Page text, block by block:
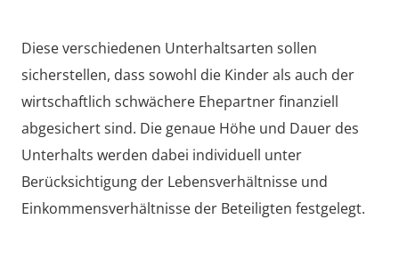
Diese verschiedenen Unterhaltsarten sollen
sicherstellen, dass sowohl die Kinder als auch der
wirtschaftlich schwächere Ehepartner finanziell
abgesichert sind. Die genaue Höhe und Dauer des
Unterhalts werden dabei individuell unter
Berücksichtigung der Lebensverhältnisse und
Einkommensverhältnisse der Beteiligten festgelegt.